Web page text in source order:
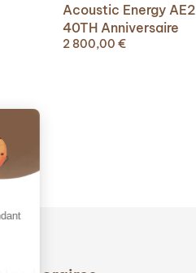
Acoustic Energy AE2
40TH Anniversaire
2 800,00 €